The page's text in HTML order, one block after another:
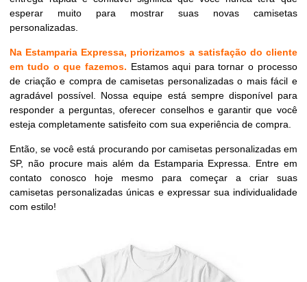
esperar muito para mostrar suas novas camisetas
personalizadas.
Na Estamparia Expressa, priorizamos a satisfação do cliente
em tudo o que fazemos. Estamos aqui para tornar o processo
de criação e compra de camisetas personalizadas o mais fácil e
agradável possível. Nossa equipe está sempre disponível para
responder a perguntas, oferecer conselhos e garantir que você
esteja completamente satisfeito com sua experiência de compra.
Então, se você está procurando por camisetas personalizadas em
SP, não procure mais além da Estamparia Expressa. Entre em
contato conosco hoje mesmo para começar a criar suas
camisetas personalizadas únicas e expressar sua individualidade
com estilo!